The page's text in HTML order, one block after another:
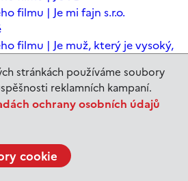
stránkách používáme soubory
reklamních kampaní.
ochrany osobních údajů
cookie
filmu | Je mi fajn s.r.o.
filmu | Je muž, který je vysoký,
filmu | Je to jen konec světa
filmu | Je to jen konec světa
filmu | Jeanne du Barry -
milenka